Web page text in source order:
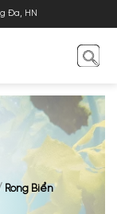
Đa, HN
Rong Biển